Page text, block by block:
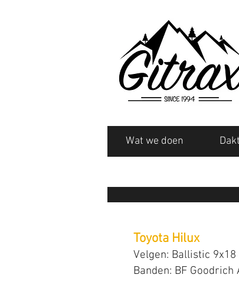
Wat we doen
Toyota Hilux
Velgen: Ballistic 9x18
Banden: BF